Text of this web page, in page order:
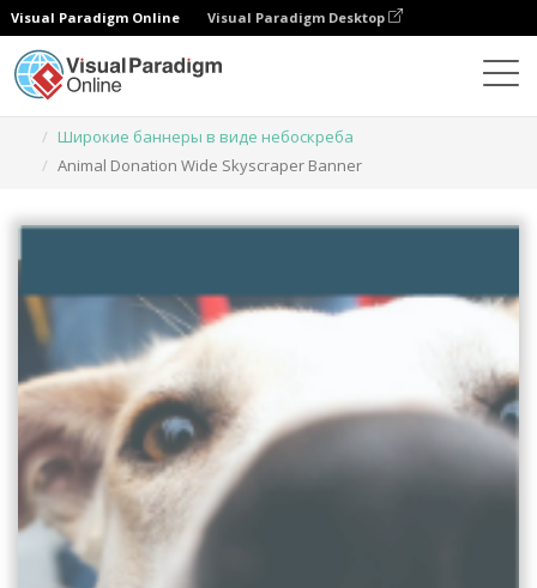
Visual Paradigm Online Visual Paradigm Desktop
Широкие баннеры в виде небоскреба
Animal Donation Wide Skyscraper Banner